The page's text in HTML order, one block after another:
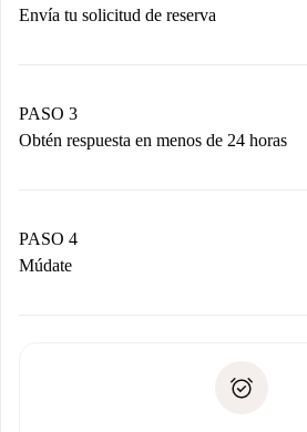
Envía tu solicitud de reserva
propietario acepte.
PASO 3
Obtén respuesta en menos de 24 horas
contacto con el propietario.
Si es rechazada: No te haremos
Prueba de solvencia
PASO 4
Múdate
no nos comunicas ningún problema.